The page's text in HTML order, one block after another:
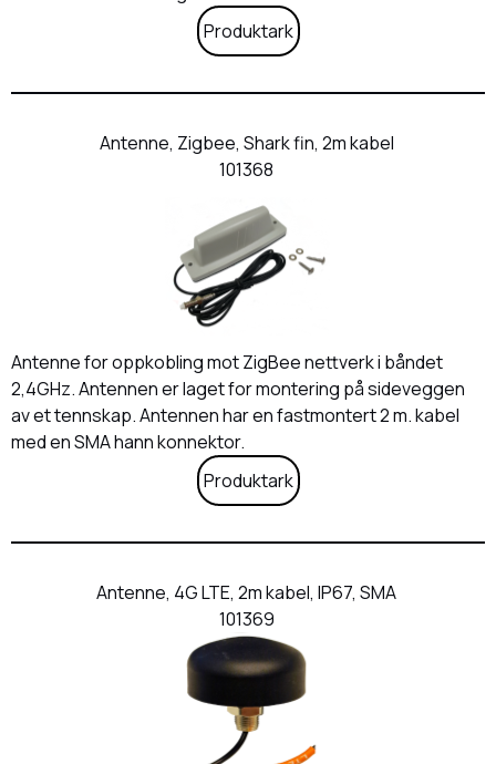
Produktark
Antenne, Zigbee, Shark fin, 2m kabel
101368
Antenne for oppkobling mot ZigBee nettverk i båndet
2,4GHz. Antennen er laget for montering på sideveggen
av et tennskap. Antennen har en fastmontert 2 m. kabel
med en SMA hann konnektor.
Produktark
Antenne, 4G LTE, 2m kabel, IP67, SMA
101369